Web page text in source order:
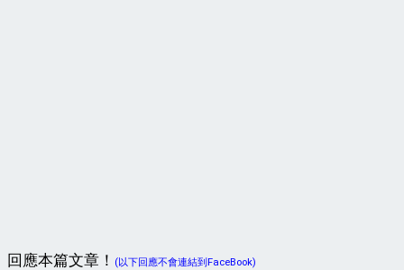
回應本篇文章！
(以下回應不會連結到FaceBook)